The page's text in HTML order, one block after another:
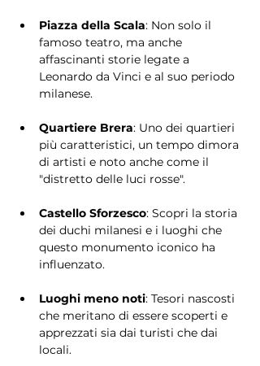
Piazza della Scala: Non solo il
famoso teatro, ma anche
affascinanti storie legate a
Leonardo da Vinci e al suo periodo
milanese.
Quartiere Brera: Uno dei quartieri
più caratteristici, un tempo dimora
di artisti e noto anche come il
"distretto delle luci rosse".
Castello Sforzesco: Scopri la storia
dei duchi milanesi e i luoghi che
questo monumento iconico ha
influenzato.
Luoghi meno noti: Tesori nascosti
che meritano di essere scoperti e
apprezzati sia dai turisti che dai
locali.